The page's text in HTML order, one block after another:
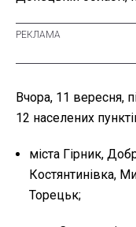
Вчора, 11 вересня,
12 населених
міста Гірник,
Костянтинівка,
Торецьк;